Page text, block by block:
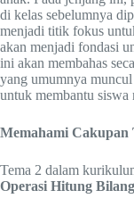
di kelas sebelumnya
menjadi titik fokus
akan menjadi fondasi
ini akan membahas
yang umumnya
untuk membantu siswa
Memahami Cakupan
Tema 2 dalam
Operasi Hitung